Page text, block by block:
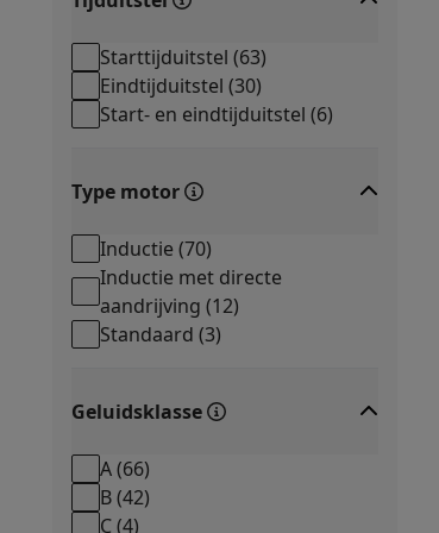
Starttijduitstel (63)
Eindtijduitstel (30)
Start- en eindtijduitstel (6)
Type motor
Inductie (70)
Inductie met directe
aandrijving (12)
Standaard (3)
Geluidsklasse
A(66)
B(42)
C(4)